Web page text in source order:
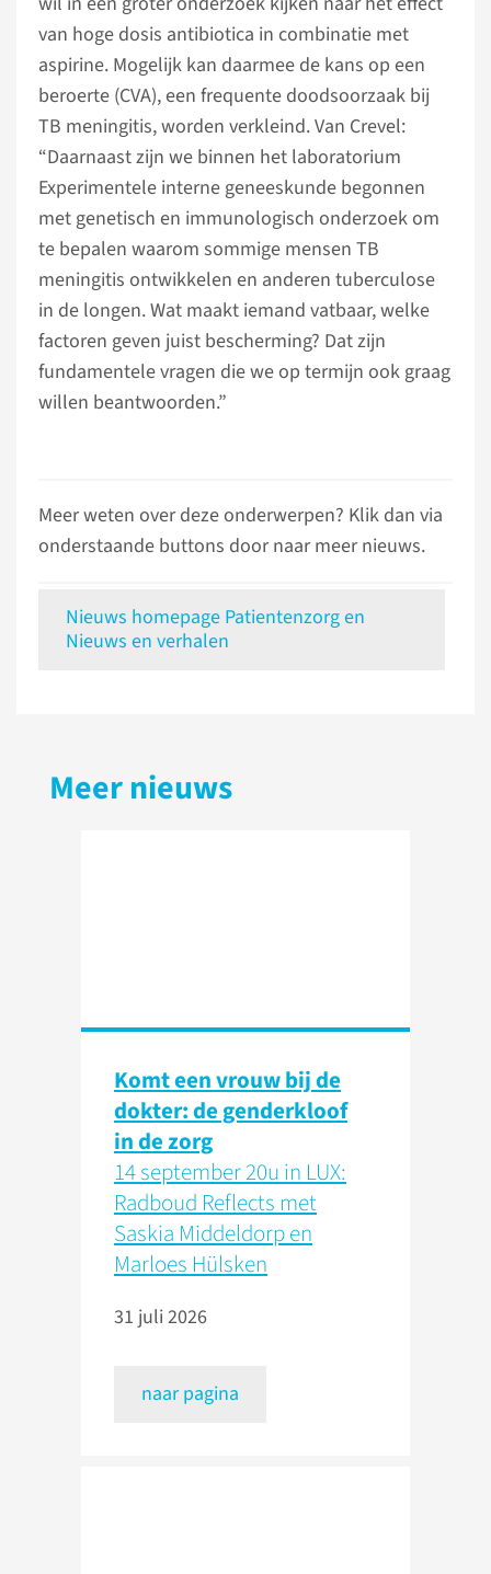
van hoge dosis antibiotica in combinatie met
aspirine. Mogelijk kan daarmee de kans op een
beroerte (CVA), een frequente doodsoorzaak bij
TB meningitis, worden verkleind. Van Crevel:
“Daarnaast zijn we binnen het laboratorium
Experimentele interne geneeskunde begonnen
met genetisch en immunologisch onderzoek om
te bepalen waarom sommige mensen TB
meningitis ontwikkelen en anderen tuberculose
in de longen. Wat maakt iemand vatbaar, welke
factoren geven juist bescherming? Dat zijn
fundamentele vragen die we op termijn ook graag
willen beantwoorden.”
Meer weten over deze onderwerpen? Klik dan via
onderstaande buttons door naar meer nieuws.
Nieuws homepage Patientenzorg en
Nieuws en verhalen
Meer nieuws
Komt een vrouw bij de
dokter: de genderkloof
in de zorg
14 september 20u in LUX:
Radboud Reflects met
Saskia Middeldorp en
Marloes Hülsken
31 juli 2026
naar pagina